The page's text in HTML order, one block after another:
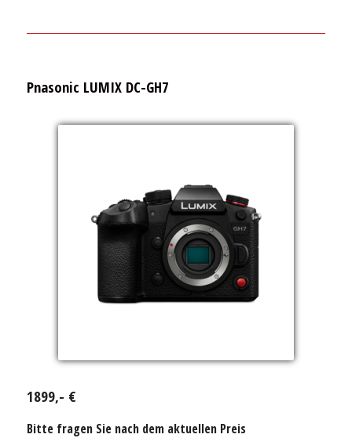
Pnasonic LUMIX DC-GH7
1899,- €
Bitte fragen Sie nach dem aktuellen Preis